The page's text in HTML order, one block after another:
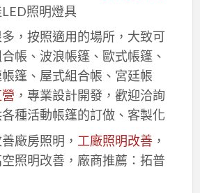
照明燈具
，按照適用的場所，大致可
帳、波浪帳篷、歐式帳篷、
篷、屋式組合帳、宮廷帳
，專業設計開發，歡迎洽詢
種活動帳篷的訂做、客製化
廠房照明， 工廠照明改善，
照明改善，廠商推薦：拓普